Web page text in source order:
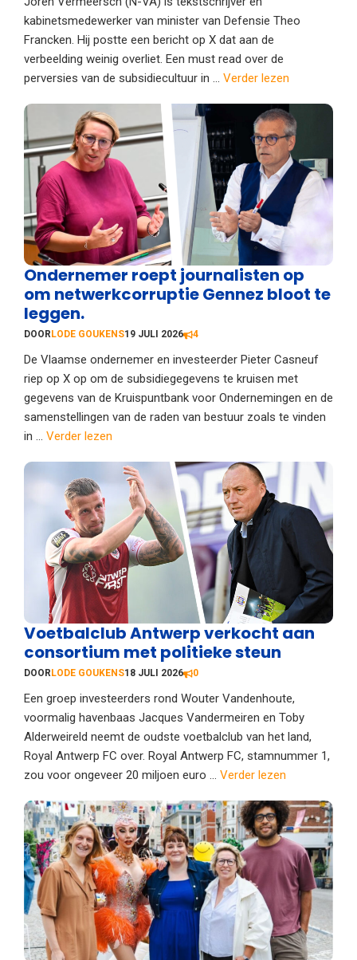
kabinetsmedewerker van minister van Defensie Theo
Francken. Hij postte een bericht op X dat aan de
verbeelding weinig overliet. Een must read over de
perversies van de subsidiecultuur in ... Verder lezen
Ondernemer roept journalisten op
om netwerkcorruptie Gennez bloot te
leggen.
DOOR LODE GOUKENS19 JULI 2026 4
De Vlaamse ondernemer en investeerder Pieter Casneuf
riep op X op om de subsidiegegevens te kruisen met
gegevens van de Kruispuntbank voor Ondernemingen en de
samenstellingen van de raden van bestuur zoals te vinden
in ... Verder lezen
Voetbalclub Antwerp verkocht aan
consortium met politieke steun
DOOR LODE GOUKENS18 JULI 2026 0
Een groep investeerders rond Wouter Vandenhoute,
voormalig havenbaas Jacques Vandermeiren en Toby
Alderweireld neemt de oudste voetbalclub van het land,
Royal Antwerp FC over. Royal Antwerp FC, stamnummer 1,
zou voor ongeveer 20 miljoen euro ... Verder lezen